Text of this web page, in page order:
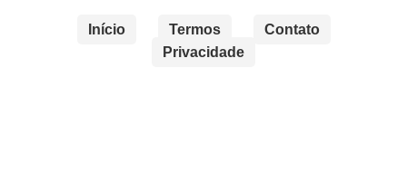
Início Termos
Contato
Privacidade